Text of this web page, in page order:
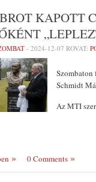
KAPOTT
- 2024-12-07 ROVAT:
Schmidt
Az MTI
0 Comments